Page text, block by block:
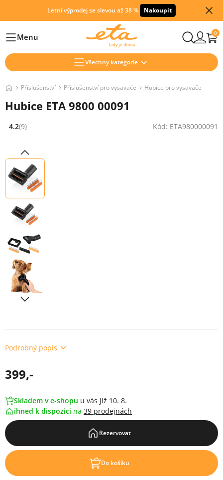
Letní výprodej se slevou až 38 % Nakoupit
HlavníMenu 0
Všechny kategorie
Příslušenství Příslušenství pro vysavače Hubice pro vysavače
Hubice ETA 9800 00091
Hodnocení: 4.2 z 5 (9 recenzí)
4.2(9) Kód: ETA980000091
Podrobný popis
399,-
Skladem v e-shopu u vás již 10. 8.
ihned k dispozici na 39 prodejnách
Rezervovat
Do košíku